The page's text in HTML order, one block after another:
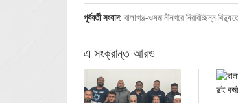
পূর্ববর্তী সংবাদ: বালাগঞ্জ-ওসমানীনগরে নিরবিচ্ছিন্ন
এ সংক্রান্ত আরও